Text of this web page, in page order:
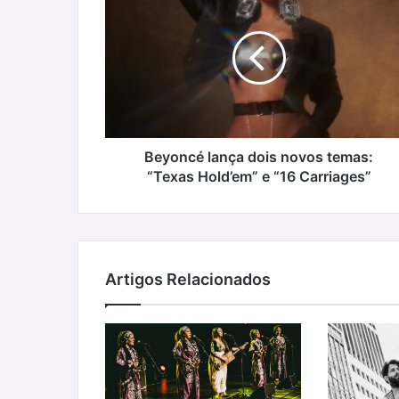
“16
Carriages”Beyoncé lança dois novos temas:
“Texas Hold’em” e “16 Carriages”
Artigos Relacionados